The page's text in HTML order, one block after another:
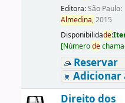
Editora:São Paulo:
Almedina,2015
Disponibilidade:
[Númerode
Reservar
Adicionar
Direito dos